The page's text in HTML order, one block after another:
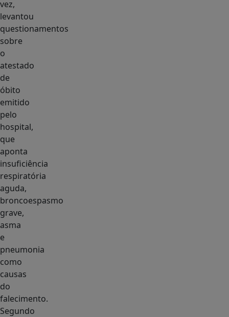
vez,
levantou
questionamentos
sobre
o
atestado
de
óbito
emitido
pelo
hospital,
que
aponta
insuficiência
respiratória
aguda,
broncoespasmo
grave,
asma
e
pneumonia
como
causas
do
falecimento.
Segundo